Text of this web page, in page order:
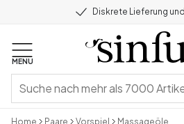
Diskrete Lieferung
MENU
Home Paare Vorspiel Massageöle